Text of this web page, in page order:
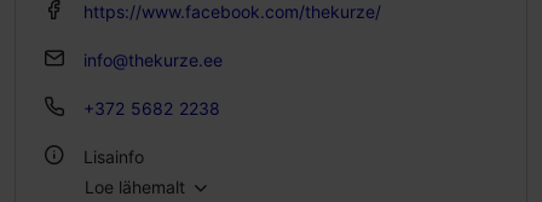
https://www.facebook.com/thekurze/
info@thekurze.ee
+372 5682 2238
Lisainfo
Loe lähemalt